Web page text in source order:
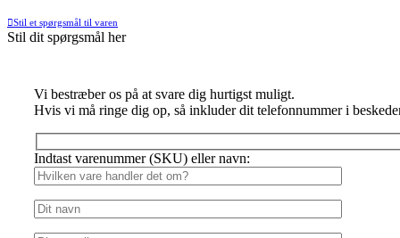
Stil et spørgsmål til varen
Stil dit spørgsmål her
Vi bestræber os på at svare dig hurtigst muligt.
Hvis vi må ringe dig op, så inkluder dit telefonnummer i
Indtast varenummer (SKU) eller navn: